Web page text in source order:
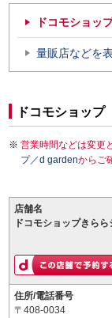
ドコモショッ
量販店などを
ドコモショップ
営業時間などは変更
プ／d gardenからご
店舗名
ドコモショップきら
住所/電話番号
〒408-0034